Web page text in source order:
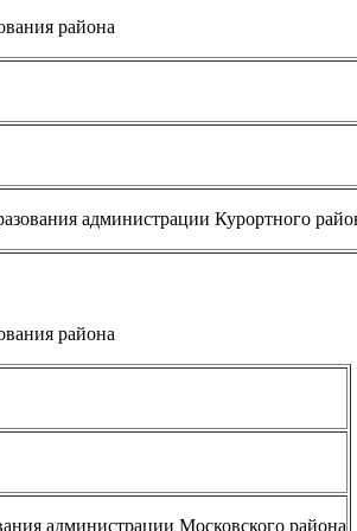
района
администрации Курортного
района
администрации Московского района